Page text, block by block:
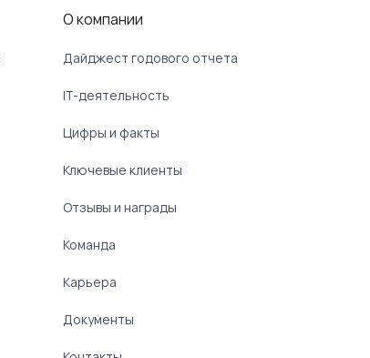
О компании
Дайджест годового отчета
IT-деятельность
Цифры и факты
Ключевые клиенты
Отзывы и награды
Команда
Карьера
Документы